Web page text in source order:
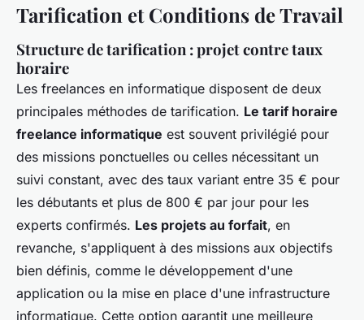
Tarification et Conditions de Travail
Structure de tarification : projet contre taux
horaire
Les freelances en informatique disposent de deux
principales méthodes de tarification. Le tarif horaire
freelance informatique est souvent privilégié pour
des missions ponctuelles ou celles nécessitant un
suivi constant, avec des taux variant entre 35 € pour
les débutants et plus de 800 € par jour pour les
experts confirmés. Les projets au forfait, en
revanche, s'appliquent à des missions aux objectifs
bien définis, comme le développement d'une
application ou la mise en place d'une infrastructure
informatique. Cette option garantit une meilleure